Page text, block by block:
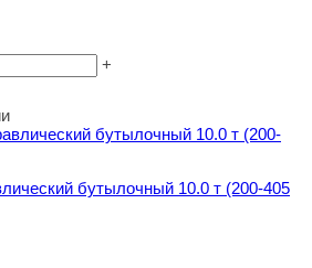
+
бутылочный 10.0 т (200-405
бутылочный 10.0 т (200-405